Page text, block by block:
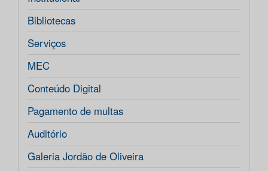
Bibliotecas
Serviços
MEC
Conteúdo Digital
Pagamento de multas
Auditório
Galeria Jordão de Oliveira